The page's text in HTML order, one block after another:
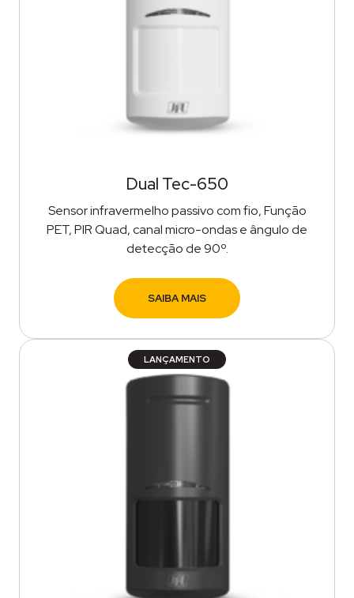
Dual Tec-650
Sensor infravermelho passivo com fio, Função
PET, PIR Quad, canal micro-ondas e ângulo de
detecção de 90º.
SAIBA MAIS
LANÇAMENTO